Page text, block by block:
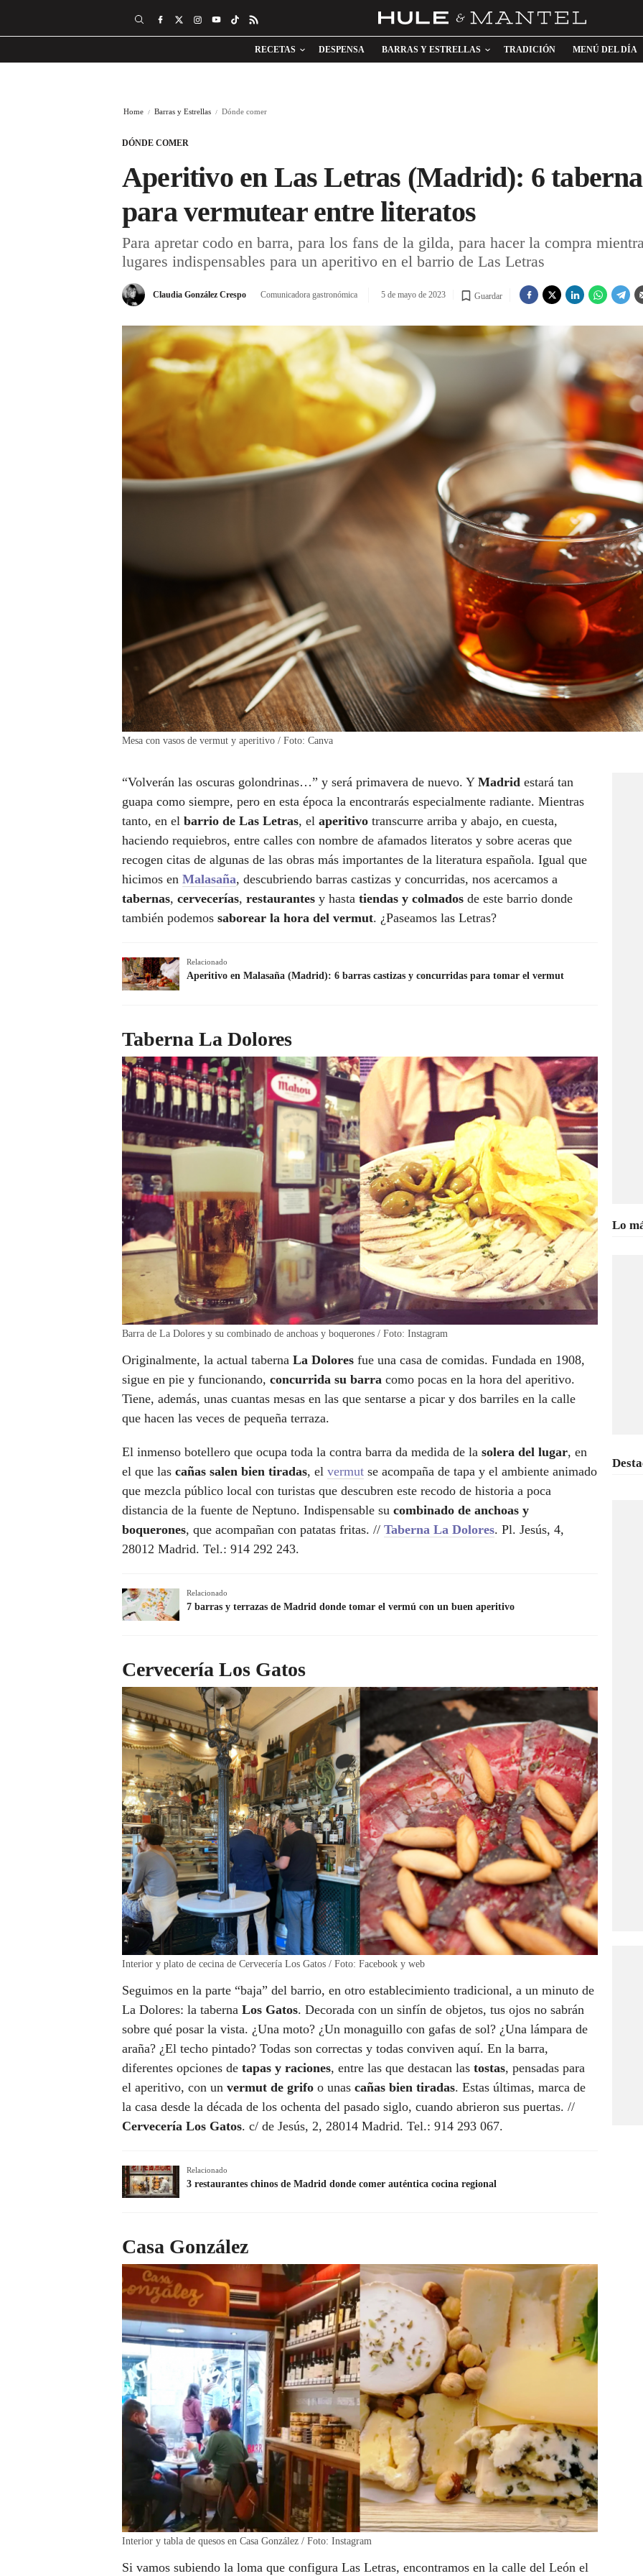
RECETAS DESPENSA BARRAS Y ESTRELLAS TRADICIÓN MENÚ DEL DÍA
Home Barras y Estrellas Dónde comer
DÓNDE COMER
Aperitivo en Las Letras (Madrid): 6
para vermutear entre literatos
Para apretar codo en barra, para los fans de la gilda, para hacer la compra
lugares indispensables para un aperitivo en el barrio de Las Letras
Claudia González Crespo Comunicadora gastronómica 5 de mayo de 2023 Guardar
Mesa con vasos de vermut y aperitivo / Foto: Canva
“Volverán las oscuras golondrinas…” y será primavera de nuevo. Y Madrid estará tan
guapa como siempre, pero en esta época la encontrarás especialmente radiante. Mientras
tanto, en el barrio de Las Letras, el aperitivo transcurre arriba y abajo, en cuesta,
haciendo requiebros, entre calles con nombre de afamados literatos y sobre aceras que
recogen citas de algunas de las obras más importantes de la literatura española. Igual que
hicimos en Malasaña, descubriendo barras castizas y concurridas, nos acercamos a
tabernas, cervecerías, restaurantes y hasta tiendas y colmados de este barrio donde
también podemos saborear la hora del vermut. ¿Paseamos las Letras?
Relacionado
Aperitivo en Malasaña (Madrid): 6 barras castizas y concurridas para tomar el vermut
Taberna La Dolores
Barra de La Dolores y su combinado de anchoas y boquerones / Foto: Instagram
Originalmente, la actual taberna La Dolores fue una casa de comidas. Fundada en 1908,
sigue en pie y funcionando, concurrida su barra como pocas en la hora del aperitivo.
Tiene, además, unas cuantas mesas en las que sentarse a picar y dos barriles en la calle
que hacen las veces de pequeña terraza.
El inmenso botellero que ocupa toda la contra barra da medida de la solera del lugar, en
el que las cañas salen bien tiradas, el vermut se acompaña de tapa y el ambiente animado
que mezcla público local con turistas que descubren este recodo de historia a poca
distancia de la fuente de Neptuno. Indispensable su combinado de anchoas y
boquerones, que acompañan con patatas fritas. // Taberna La Dolores. Pl. Jesús, 4,
28012 Madrid. Tel.: 914 292 243.
Relacionado
7 barras y terrazas de Madrid donde tomar el vermú con un buen aperitivo
Cervecería Los Gatos
Interior y plato de cecina de Cervecería Los Gatos / Foto: Facebook y web
Seguimos en la parte “baja” del barrio, en otro establecimiento tradicional, a un minuto de
La Dolores: la taberna Los Gatos. Decorada con un sinfín de objetos, tus ojos no sabrán
sobre qué posar la vista. ¿Una moto? ¿Un monaguillo con gafas de sol? ¿Una lámpara de
araña? ¿El techo pintado? Todas son correctas y todas conviven aquí. En la barra,
diferentes opciones de tapas y raciones, entre las que destacan las tostas, pensadas para
el aperitivo, con un vermut de grifo o unas cañas bien tiradas. Estas últimas, marca de
la casa desde la década de los ochenta del pasado siglo, cuando abrieron sus puertas. //
Cervecería Los Gatos. c/ de Jesús, 2, 28014 Madrid. Tel.: 914 293 067.
Relacionado
3 restaurantes chinos de Madrid donde comer auténtica cocina regional
Casa González
Interior y tabla de quesos en Casa González / Foto: Instagram
Si vamos subiendo la loma que configura Las Letras, encontramos en la calle del León el
Lo